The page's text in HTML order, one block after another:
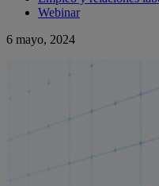
Webinar
6 mayo, 2024